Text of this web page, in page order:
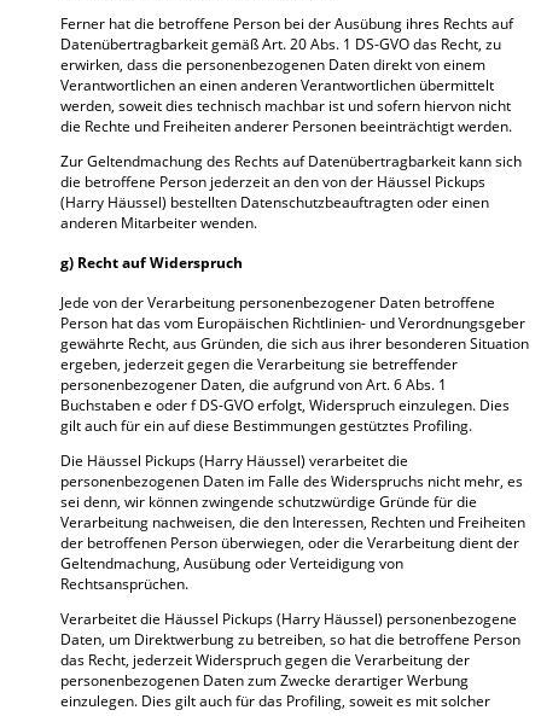
Ferner hat die betroffene Person bei der Ausübung ihres Rechts auf
Datenübertragbarkeit gemäß Art. 20 Abs. 1 DS-GVO das Recht, zu
erwirken, dass die personenbezogenen Daten direkt von einem
Verantwortlichen an einen anderen Verantwortlichen übermittelt
werden, soweit dies technisch machbar ist und sofern hiervon nicht
die Rechte und Freiheiten anderer Personen beeinträchtigt werden.
Zur Geltendmachung des Rechts auf Datenübertragbarkeit kann sich
die betroffene Person jederzeit an den von der Häussel Pickups
(Harry Häussel) bestellten Datenschutzbeauftragten oder einen
anderen Mitarbeiter wenden.
g) Recht auf Widerspruch
Jede von der Verarbeitung personenbezogener Daten betroffene
Person hat das vom Europäischen Richtlinien- und Verordnungsgeber
gewährte Recht, aus Gründen, die sich aus ihrer besonderen Situation
ergeben, jederzeit gegen die Verarbeitung sie betreffender
personenbezogener Daten, die aufgrund von Art. 6 Abs. 1
Buchstaben e oder f DS-GVO erfolgt, Widerspruch einzulegen. Dies
gilt auch für ein auf diese Bestimmungen gestütztes Profiling.
Die Häussel Pickups (Harry Häussel) verarbeitet die
personenbezogenen Daten im Falle des Widerspruchs nicht mehr, es
sei denn, wir können zwingende schutzwürdige Gründe für die
Verarbeitung nachweisen, die den Interessen, Rechten und Freiheiten
der betroffenen Person überwiegen, oder die Verarbeitung dient der
Geltendmachung, Ausübung oder Verteidigung von
Rechtsansprüchen.
Verarbeitet die Häussel Pickups (Harry Häussel) personenbezogene
Daten, um Direktwerbung zu betreiben, so hat die betroffene Person
das Recht, jederzeit Widerspruch gegen die Verarbeitung der
personenbezogenen Daten zum Zwecke derartiger Werbung
einzulegen. Dies gilt auch für das Profiling, soweit es mit solcher